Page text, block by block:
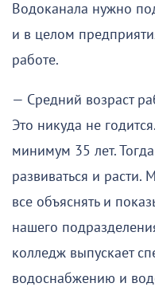
Водоканала нужно
и в целом
работе.
— Средний возраст
Это никуда не
минимум 35 лет.
развиваться и
все объяснять и
нашего
колледж выпускает
водоснабжению и